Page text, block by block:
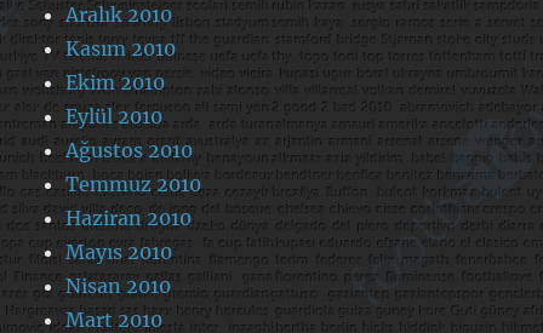
Aralık 2010
Kasım 2010
Ekim 2010
Eylül 2010
Ağustos 2010
Temmuz 2010
Haziran 2010
Mayıs 2010
Nisan 2010
Mart 2010